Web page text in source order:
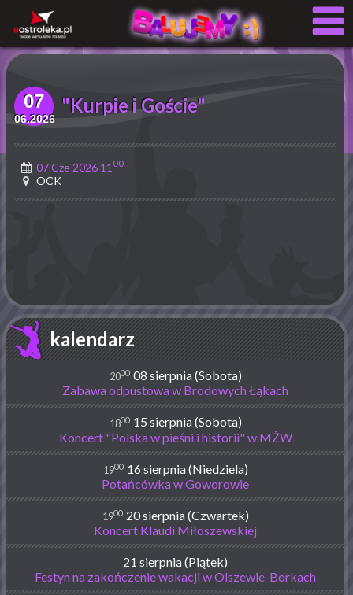
07
06.2026
"Kurpie i Goście"
07 Cze 2026 11 00
OCK
kalendarz
2000 08 sierpnia (Sobota)
Zabawa odpustowa w Brodowych Łąkach
1800 15 sierpnia (Sobota)
Koncert "Polska w pieśni i historii" w MŻW
1900 16 sierpnia (Niedziela)
Potańcówka w Goworowie
1900 20 sierpnia (Czwartek)
Koncert Klaudi Miłoszewskiej
21 sierpnia (Piątek)
Festyn na zakończenie wakacji w Olszewie-Borkach